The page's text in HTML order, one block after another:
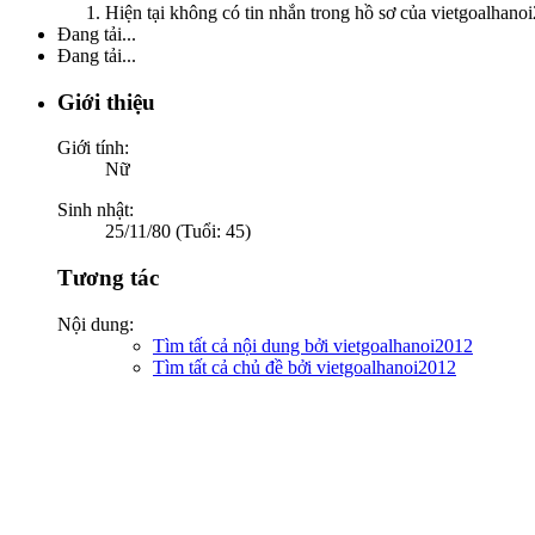
Hiện tại không có tin nhắn trong hồ sơ của
Đang tải...
Đang tải...
Giới thiệu
Giới tính:
Nữ
Sinh nhật:
25/11/80 (Tuổi: 45)
Tương tác
Nội dung:
Tìm tất cả nội dung bởi vietgoalhanoi2012
Tìm tất cả chủ đề bởi vietgoalhanoi2012